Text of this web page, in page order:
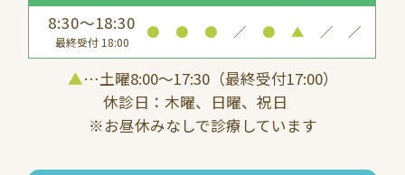
8:30～18:30
最終受付 18:00
● ● ● ／ ● ▲ ／ ／
▲…土曜8:00〜17:30（最終受付17:00）
休診日：木曜、日曜、祝日
※お昼休みなしで診療しています